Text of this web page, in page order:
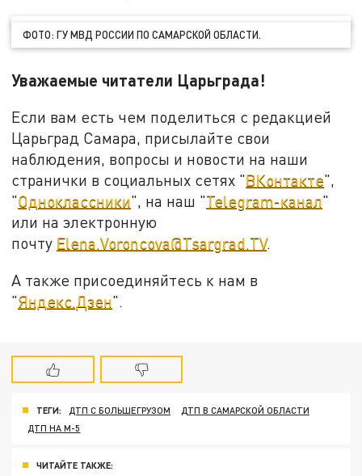
ФОТО: ГУ МВД РОССИИ ПО САМАРСКОЙ ОБЛАСТИ.
Уважаемые читатели Царьграда!
Если вам есть чем поделиться с редакцией
Царьград Самара, присылайте свои
наблюдения, вопросы и новости на наши
странички в социальных сетях "ВКонтакте",
"Одноклассники", на наш "Telegram-канал"
или на электронную
почту Elena.Voroncova@Tsargrad.TV.
А также присоединяйтесь к нам в
"Яндекс.Дзен".
ТЕГИ: ДТП С БОЛЬШЕГРУЗОМ
ДТП В САМАРСКОЙ ОБЛАСТИ
ДТП НА М-5
ЧИТАЙТЕ ТАКЖЕ: